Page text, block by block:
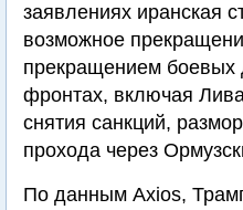
заявлениях иранская
возможное
прекращением боевых
фронтах, включая
снятия санкций,
прохода через
По данным Axios,